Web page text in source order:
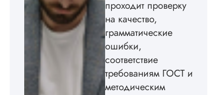
мне. Услугой
редактирования
не
проходит проверку
на качество,
грамматические
ошибки,
соответствие
требованиям ГОСТ и
методическим